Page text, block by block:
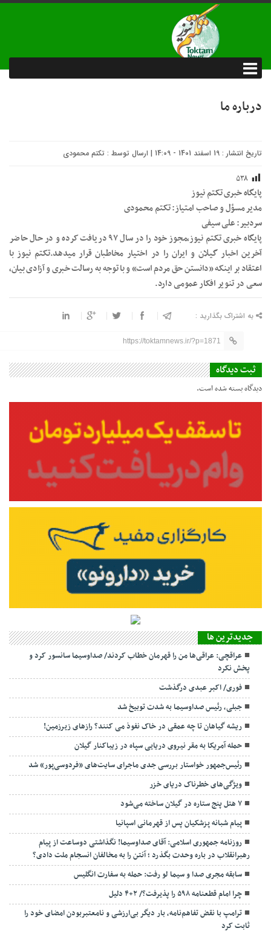
درباره ما
تاریخ انتشار : 19 اسفند 1401 - 14:09 | ارسال توسط : تکتم محمودی
۵۳۸
پایگاه خبری تکتم نیوز
مدیر مسؤل و صاحب امتیاز: تکتم محمودی
سردبیر: علی سیفی
پایگاه خبری تکتم نیوز،مجوز خود را در سال ۹۷ دریافت کرده و در حال حاضر
آخرین اخبار گیلان و ایران را در اختیار مخاطبان قرار میدهد.تکتم نیوز با
اعتقاد بر اینکه «دانستن حق مردم است» و با توجه به رسالت خبری و آزادی بیان،
سعی در تنویر افکار عمومی دارد.
به اشتراک بگذارید :
https://toktamnews.ir/?p=1871
ثبت دیدگاه
دیدگاه بسته شده است.
جديدترين ها
عراقچی: عراقی‌ها من را قهرمان خطاب کردند/ صداوسیما سانسور کرد و
پخش نکرد
فوری/ اکبر عبدی درگذشت
جبلی، رئیس صداوسیما به شدت توبیخ شد
ریشه گیاهان تا چه عمقی در خاک نفوذ می کنند؟ رازهای زیرزمین!
حمله آمریکا به مقر نیروی دریایی سپاه در زیباکنار گیلان
رئیس‌جمهور خواستار بررسی جدی ماجرای سایت‌های «فردوسی‌پور» شد
ویژگی‌های خطرناک دریای خزر
۷ هتل پنج ستاره در گیلان ساخته می‌شود
پیام شبانه پزشکیان پس از قهرمانی اسپانیا
روزنامه جمهوری اسلامی: آقای صداوسیما! نگذاشتی دوساعت از پیام
رهبرانقلاب در باره وحدت بگذرد ؛ آنتن را به مخالفان انسجام ملت دادی؟
سابقه مجری صدا و سیما لو رفت: حمله به سفارت انگلیس
چرا امام قطعنامه ۵۹۸ را پذیرفت؟/ ۲+۴ دلیل
ترامپ با نقض تفاهم‌نامه، بار دیگر بی‌ارزشی و نامعتبربودن امضای خود را
ثابت کرد